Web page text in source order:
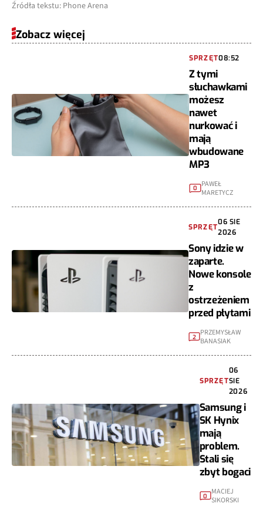
Źródła tekstu: Phone Arena
Zobacz więcej
SPRZĘT08:52
Z tymi
słuchawkami
możesz
nawet
nurkować i
mają
wbudowane
MP3
0 PAWEŁ
MARETYCZ
SPRZĘT
06 SIE
2026
Sony idzie w
zaparte.
Nowe konsole
z
ostrzeżeniem
przed płytami
2 PRZEMYSŁAW
BANASIAK
SPRZĘT
06
SIE
2026
Samsung i
SK Hynix
mają
problem.
Stali się
zbyt bogaci
0 MACIEJ
SIKORSKI